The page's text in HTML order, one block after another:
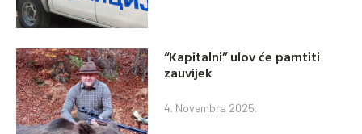
“Kapitalni” ulov će pamtiti
zauvijek
4. Novembra 2025.